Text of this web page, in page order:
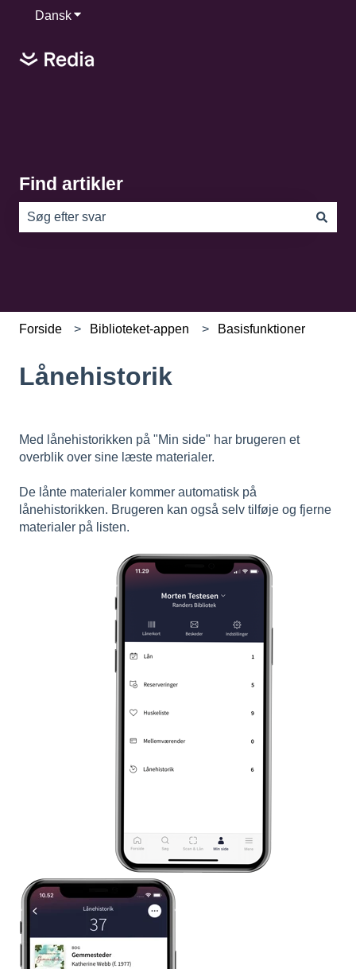
DanskVis undermenu for oversættelser
Find artikler
Forside Biblioteket-appen Basisfunktioner
Lånehistorik
Med lånehistorikken på "Min side" har brugeren et
overblik over sine læste materialer.
De lånte materialer kommer automatisk på
lånehistorikken. Brugeren kan også selv tilføje og fjerne
materialer på listen.